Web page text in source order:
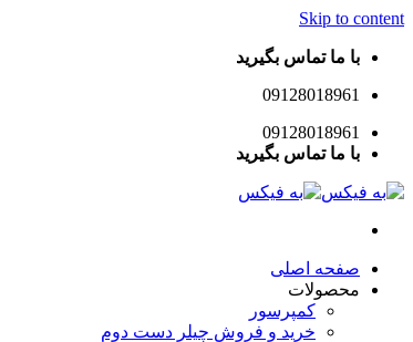
Skip to content
با ما تماس بگیرید
09128018961
09128018961
با ما تماس بگیرید
صفحه اصلی
محصولات
کمپرسور
خرید و فروش چیلر دست دوم